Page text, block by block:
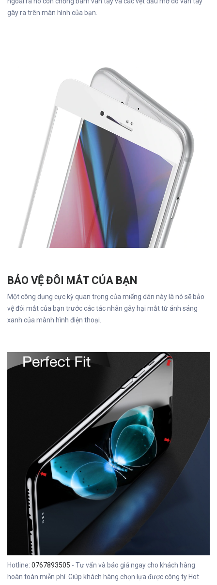
gây ra trên màn hình của bạn.
BẢO VỆ ĐÔI MẮT CỦA BẠN
Một công dụng cực kỳ quan trọng của miếng dán này là nó sẽ bảo
vệ đôi mắt của bạn trước các tác nhân gây hại mắt từ ánh sáng
xanh của mành hình điện thoại.
Hotline: 0767893505 - Tư vấn và báo giá ngay cho khách hàng
hoàn toàn miễn phí. Giúp khách hàng chọn lựa được công ty Hot